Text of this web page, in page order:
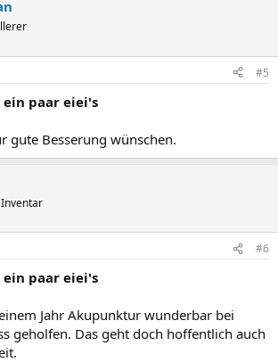
#5
ein paar eiei's
gute Besserung wünschen.
#6
ein paar eiei's
Jahr Akupunktur wunderbar bei
geholfen. Das geht doch hoffentlich auch